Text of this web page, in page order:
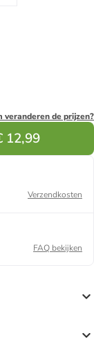
veranderen de prijzen?
12,99
Verzendkosten
FAQ bekijken